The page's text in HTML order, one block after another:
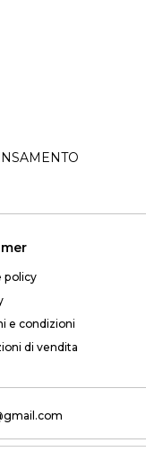
policy
e condizioni
di vendita